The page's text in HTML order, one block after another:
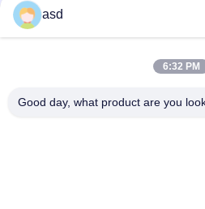
THẺ
thay màn hình iphone 6s
asd
6:32 PM
Good day, what product are you